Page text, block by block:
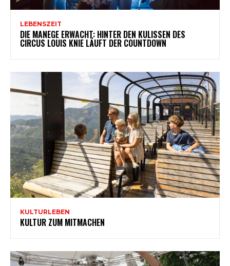
LEBENSZEIT
DIE MANEGE ERWACHT: HINTER DEN KULISSEN DES
CIRCUS LOUIS KNIE LÄUFT DER COUNTDOWN
KULTURLEBEN
KULTUR ZUM MITMACHEN